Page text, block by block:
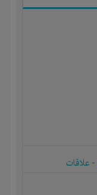
- علاقات